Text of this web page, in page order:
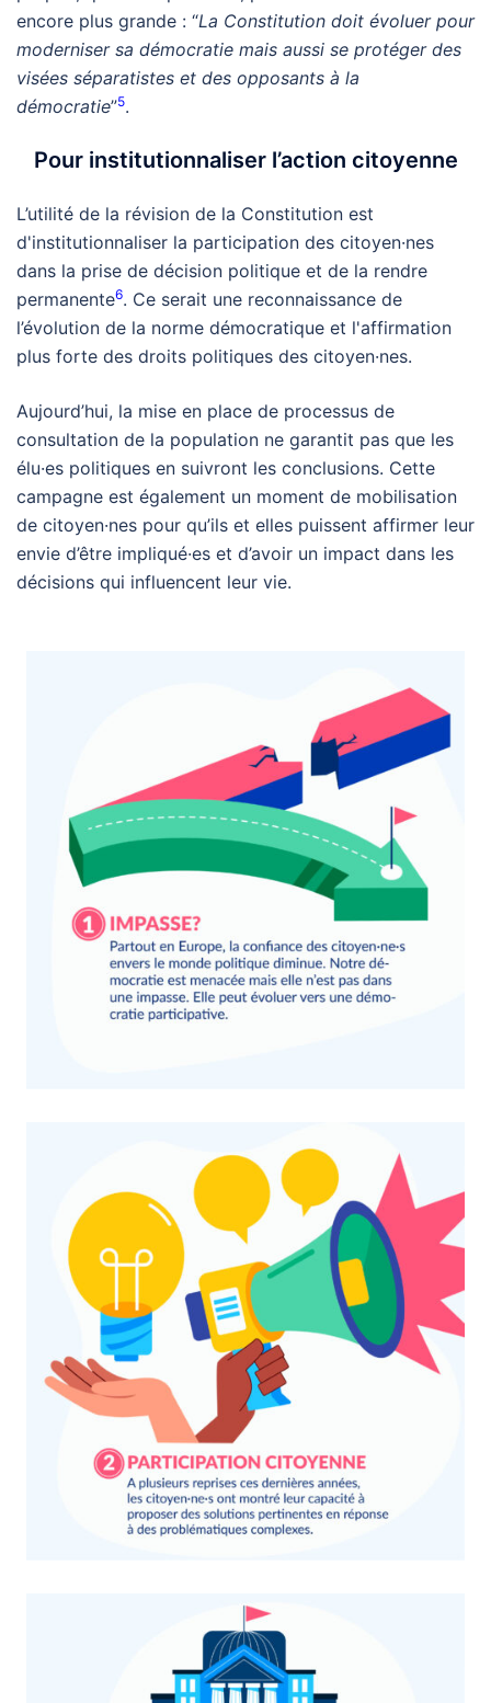
encore plus grande : “La Constitution doit évoluer pour
moderniser sa démocratie mais aussi se protéger des
visées séparatistes et des opposants à la
démocratie”5.
Pour institutionnaliser l’action citoyenne
L’utilité de la révision de la Constitution est
d'institutionnaliser la participation des citoyen·nes
dans la prise de décision politique et de la rendre
permanente6. Ce serait une reconnaissance de
l’évolution de la norme démocratique et l'affirmation
plus forte des droits politiques des citoyen·nes.
Aujourd’hui, la mise en place de processus de
consultation de la population ne garantit pas que les
élu·es politiques en suivront les conclusions. Cette
campagne est également un moment de mobilisation
de citoyen·nes pour qu’ils et elles puissent affirmer leur
envie d’être impliqué·es et d’avoir un impact dans les
décisions qui influencent leur vie.